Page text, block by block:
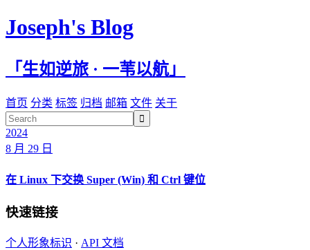
Joseph's Blog
「生如逆旅 · 一苇以航」
首页 分类 标签 归档 邮箱 文件 关于

2024
8 月 29 日
在 Linux 下交换 Super (Win) 和 Ctrl 键位
快速链接
个人形象标识 · API 文档